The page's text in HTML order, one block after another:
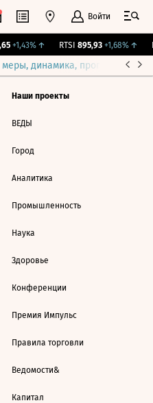
Войти
+1,43%↑ RTSI 895,93 +1,68%↑
динамика, прогнозы
Наши проекты
ВЕДЫ
Город
Аналитика
Промышленность
Наука
Здоровье
Конференции
Премия Импульс
Правила торговли
Ведомости&
Капитал